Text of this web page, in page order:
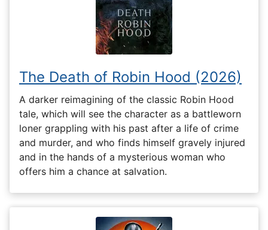
The Death of Robin Hood (2026)
A darker reimagining of the classic Robin Hood
tale, which will see the character as a battleworn
loner grappling with his past after a life of crime
and murder, and who finds himself gravely injured
and in the hands of a mysterious woman who
offers him a chance at salvation.